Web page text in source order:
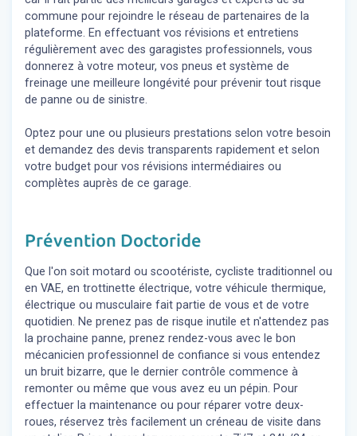
commune pour rejoindre le réseau de partenaires de la
plateforme. En effectuant vos révisions et entretiens
régulièrement avec des garagistes professionnels, vous
donnerez à votre moteur, vos pneus et système de
freinage une meilleure longévité pour prévenir tout risque
de panne ou de sinistre.
Optez pour une ou plusieurs prestations selon votre besoin
et demandez des devis transparents rapidement et selon
votre budget pour vos révisions intermédiaires ou
complètes auprès de ce garage.
Prévention Doctoride
Que l'on soit motard ou scootériste, cycliste traditionnel ou
en VAE, en trottinette électrique, votre véhicule thermique,
électrique ou musculaire fait partie de vous et de votre
quotidien. Ne prenez pas de risque inutile et n'attendez pas
la prochaine panne, prenez rendez-vous avec le bon
mécanicien professionnel de confiance si vous entendez
un bruit bizarre, que le dernier contrôle commence à
remonter ou même que vous avez eu un pépin. Pour
effectuer la maintenance ou pour réparer votre deux-
roues, réservez très facilement un créneau de visite dans